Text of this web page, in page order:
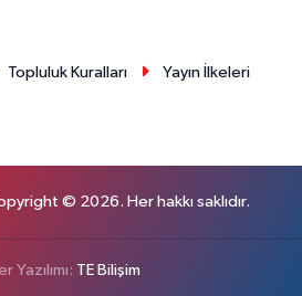
Topluluk Kuralları
Yayın İlkeleri
© 2026. Her hakkı saklıdır.
Yazılımı: TE Bilişim